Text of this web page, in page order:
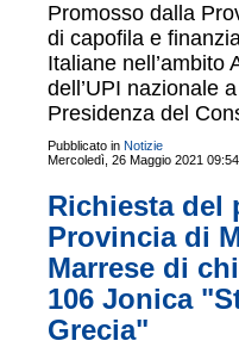
Promosso dalla
di capofila e
Italiane nell’ambito
dell’UPI nazionale
Presidenza del
Pubblicato in Notizie
Mercoledì, 26 Maggio 2021 09:54
Richiesta del
Provincia di
Marrese di
106 Jonica
Grecia"